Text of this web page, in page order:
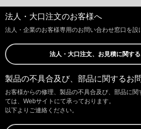
法人・大口注文のお客様へ
法人・企業のお客様専用のお問い合わせ窓口を設
法人・大口注文、お見積に関す
製品の不具合及び、部品に関するお
お客様からの修理、製品の不具合及び、部品に関
ては、Webサイトにて承っております。
以下よりご連絡ください。